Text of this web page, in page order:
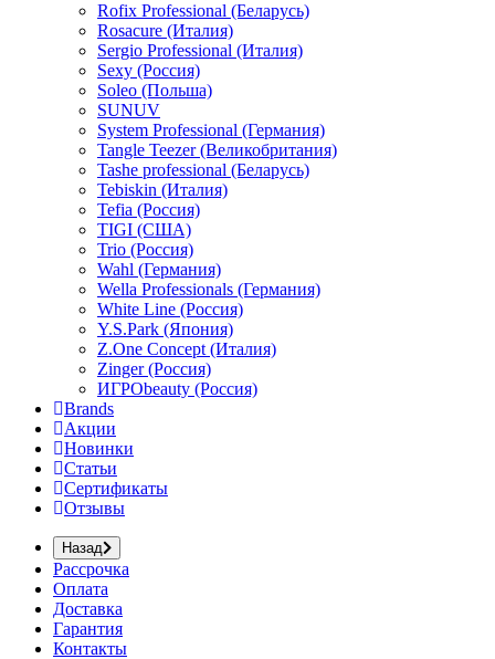
Rofix Professional (Беларусь)
Rosacure (Италия)
Sergio Professional (Италия)
Sexy (Россия)
Soleo (Польша)
SUNUV
System Professional (Германия)
Tangle Teezer (Великобритания)
Tashe professional (Беларусь)
Tebiskin (Италия)
Tefia (Россия)
TIGI (США)
Trio (Россия)
Wahl (Германия)
Wella Professionals (Германия)
White Line (Россия)
Y.S.Park (Япония)
Z.One Concept (Италия)
Zinger (Россия)
ИГРОbeauty (Россия)
Brands
Акции
Новинки
Статьи
Сертификаты
Отзывы
Назад
Рассрочка
Оплата
Доставка
Гарантия
Контакты